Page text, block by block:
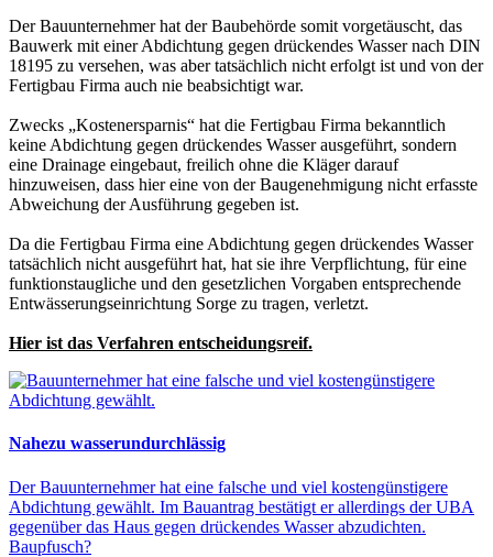
Der Bauunternehmer hat der Baubehörde somit vorgetäuscht, das
Bauwerk mit einer Abdichtung gegen drückendes Wasser nach DIN
18195 zu versehen, was aber tatsächlich nicht erfolgt ist und von der
Fertigbau Firma auch nie beabsichtigt war.
Zwecks „Kostenersparnis“ hat die Fertigbau Firma bekanntlich
keine Abdichtung gegen drückendes Wasser ausgeführt, sondern
eine Drainage eingebaut, freilich ohne die Kläger darauf
hinzuweisen, dass hier eine von der Baugenehmigung nicht erfasste
Abweichung der Ausführung gegeben ist.
Da die Fertigbau Firma eine Abdichtung gegen drückendes Wasser
tatsächlich nicht ausgeführt hat, hat sie ihre Verpflichtung, für eine
funktionstaugliche und den gesetzlichen Vorgaben entsprechende
Entwässerungseinrichtung Sorge zu tragen, verletzt.
Hier ist das Verfahren entscheidungsreif.
Nahezu wasserundurchlässig
Der Bauunternehmer hat eine falsche und viel kostengünstigere
Abdichtung gewählt. Im Bauantrag bestätigt er allerdings der UBA
gegenüber das Haus gegen drückendes Wasser abzudichten.
Baupfusch?